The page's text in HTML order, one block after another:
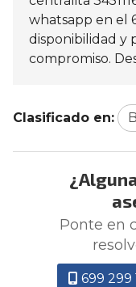
whatsapp en el
disponibilidad y
compromiso.
Clasificado en:
Ponte en
699 299